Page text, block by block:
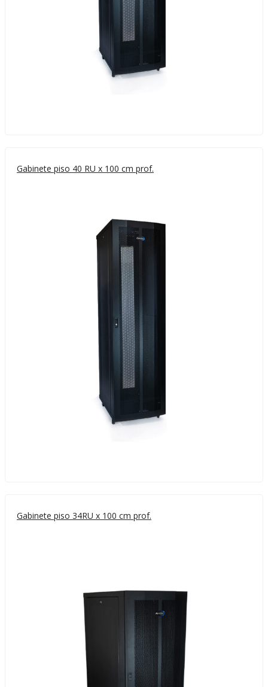
Gabinete piso 40 RU x 100 cm prof.
Gabinete piso 34RU x 100 cm prof.